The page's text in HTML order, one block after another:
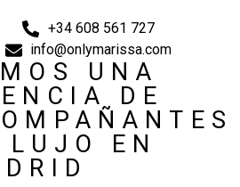
+34 608 561 727
info@onlymarissa.com
UNA
DE
LUJO EN